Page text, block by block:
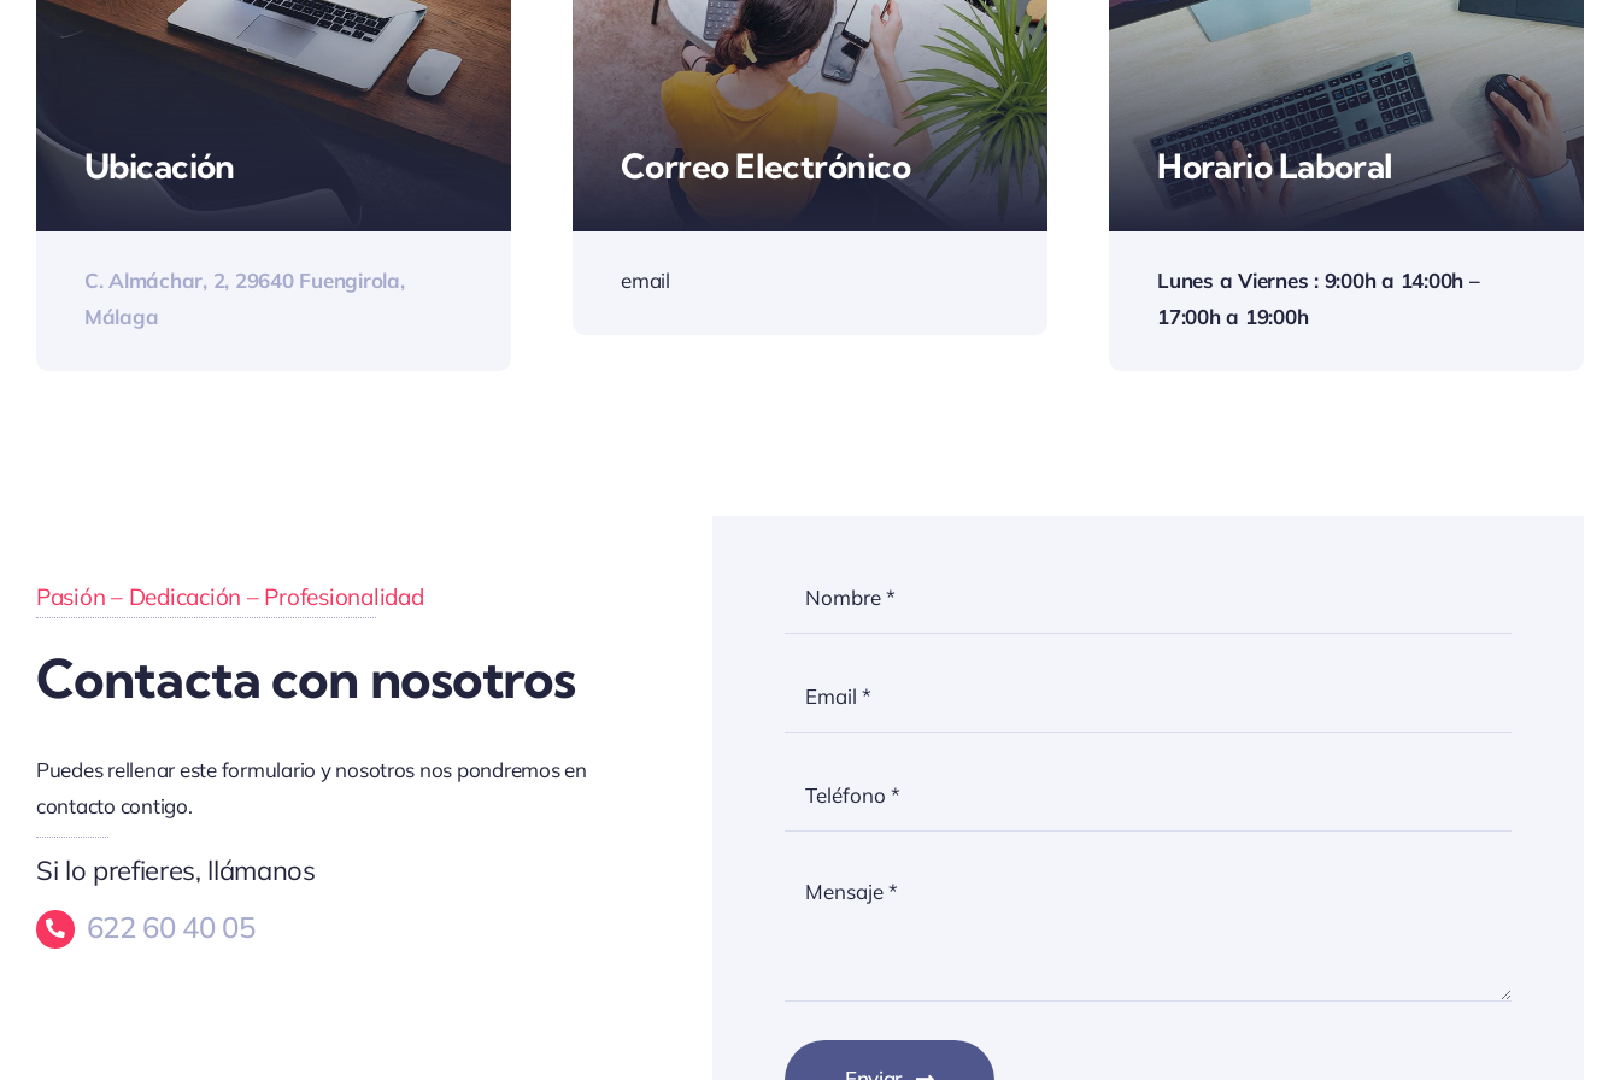
Ubicación
C. Almáchar, 2, 29640 Fuengirola,
Málaga
Correo Electrónico
email
Horario Laboral
Lunes a Viernes : 9:00h a 14:00h –
17:00h a 19:00h
Pasión – Dedicación – Profesionalidad
Contacta con nosotros
Puedes rellenar este formulario y nosotros nos pondremos en
contacto contigo.
Si lo prefieres, llámanos
622 60 40 05